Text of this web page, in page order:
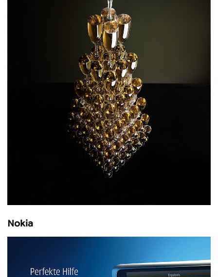
Nokia